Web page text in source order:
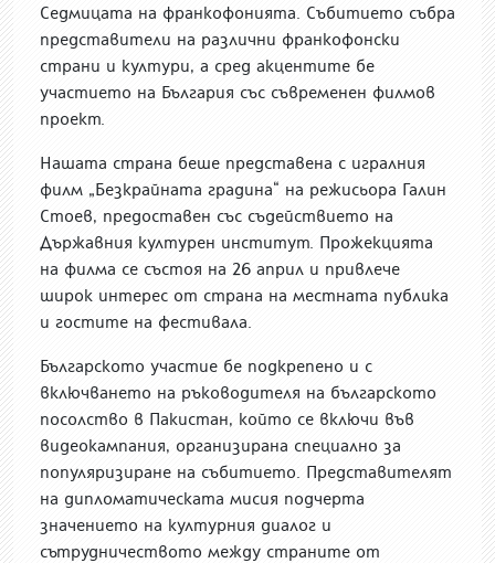
Седмицата на франкофонията. Събитието събра
представители на различни франкофонски
страни и култури, а сред акцентите бе
участието на България със съвременен филмов
проект.
Нашата страна беше представена с игралния
филм „Безкрайната градина“ на режисьора Галин
Стоев, предоставен със съдействието на
Държавния културен институт. Прожекцията
на филма се състоя на 26 април и привлече
широк интерес от страна на местната публика
и гостите на фестивала.
Българското участие бе подкрепено и с
включването на ръководителя на българското
посолство в Пакистан, който се включи във
видеокампания, организирана специално за
популяризиране на събитието. Представителят
на дипломатическата мисия подчерта
значението на културния диалог и
сътрудничеството между страните от